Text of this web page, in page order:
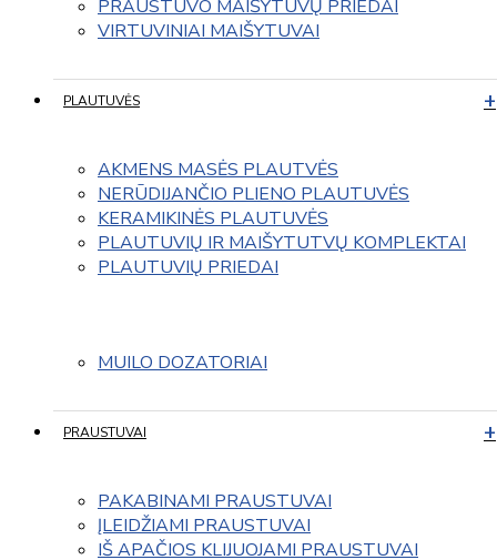
PRAUSTUVO MAIŠYTUVŲ PRIEDAI
VIRTUVINIAI MAIŠYTUVAI
PLAUTUVĖS
AKMENS MASĖS PLAUTVĖS
NERŪDIJANČIO PLIENO PLAUTUVĖS
KERAMIKINĖS PLAUTUVĖS
PLAUTUVIŲ IR MAIŠYTUTVŲ KOMPLEKTAI
PLAUTUVIŲ PRIEDAI
MUILO DOZATORIAI
PRAUSTUVAI
PAKABINAMI PRAUSTUVAI
ĮLEIDŽIAMI PRAUSTUVAI
IŠ APAČIOS KLIJUOJAMI PRAUSTUVAI